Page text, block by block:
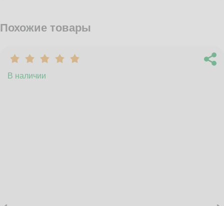
Похожие товары
В наличии